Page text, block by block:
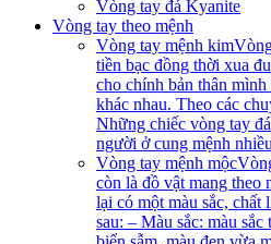
Vòng tay đá Kyanite
Vòng tay theo mệnh
Vòng tay mệnh kim
tiền bạc đồng thời xua
cho chính bản thân
khác nhau. Theo các
Những chiếc vòng tay
người ở cung mệnh
Vòng tay mệnh mộc
còn là đồ vật mang theo
lại có một màu sắc,
sau: – Màu sắc: màu